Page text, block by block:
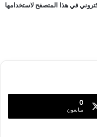
في هذا المتصفح لاستخدامها
0
متابعون